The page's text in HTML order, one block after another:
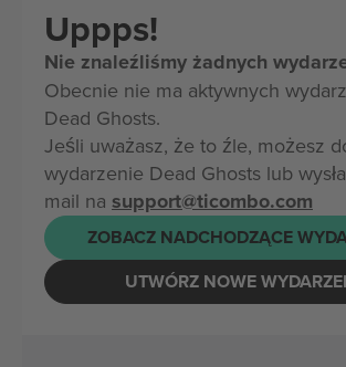
Uppps!
Nie znaleźliśmy żadnych
Obecnie nie ma aktywnych
Dead Ghosts.
Jeśli uważasz, że to źle, możesz
wydarzenie Dead Ghosts lub
mail na support@ticombo.com
ZOBACZ NADCHODZĄCE
UTWÓRZ NOWE